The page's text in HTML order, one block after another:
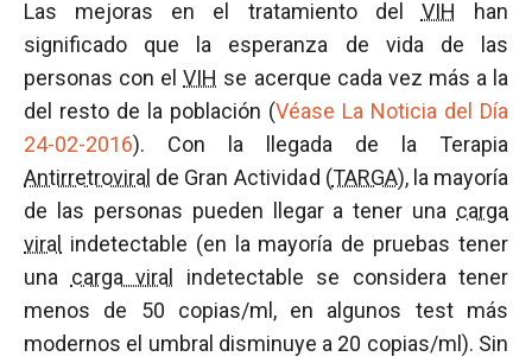
Las mejoras en el tratamiento del VIH han
significado que la esperanza de vida de las
personas con elVIH se acerque cada vez más a la
del resto de la población (Véase La Noticia del Día
24-02-2016). Con la llegada de la Terapia
Antirretroviral de Gran Actividad (TARGA), la mayoría
de las personas pueden llegar a tener una carga
viral
indetectable (en la mayoría de pruebas tener
una carga viral
indetectable se considera tener
menos de 50 copias/ml, en algunos test más
modernos el umbral disminuye a 20 copias/ml). Sin